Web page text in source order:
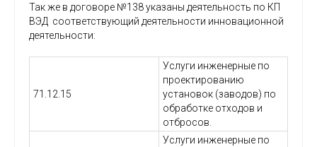
Так же в договоре №138 указаны деятельность по КП
ВЭД соответствующий деятельности инновационной
деятельности:
71.12.15
Услуги инженерные по
проектированию
установок (заводов) по
обработке отходов и
отбросов.
Услуги инженерные по